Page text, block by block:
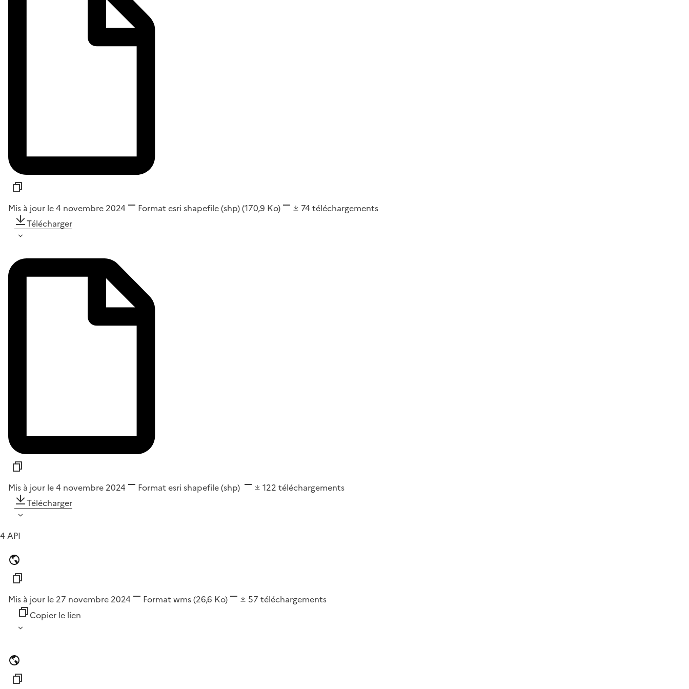
Mis à jour le 4 novembre 2024 Format esri shapefile (shp)(170,9 Ko) 74 téléchargements
Télécharger
Mis à jour le 4 novembre 2024 Format esri shapefile (shp) 122 téléchargements
Télécharger
4 API
Mis à jour le 27 novembre 2024 Format wms(26,6 Ko) 57 téléchargements
Copier le lien